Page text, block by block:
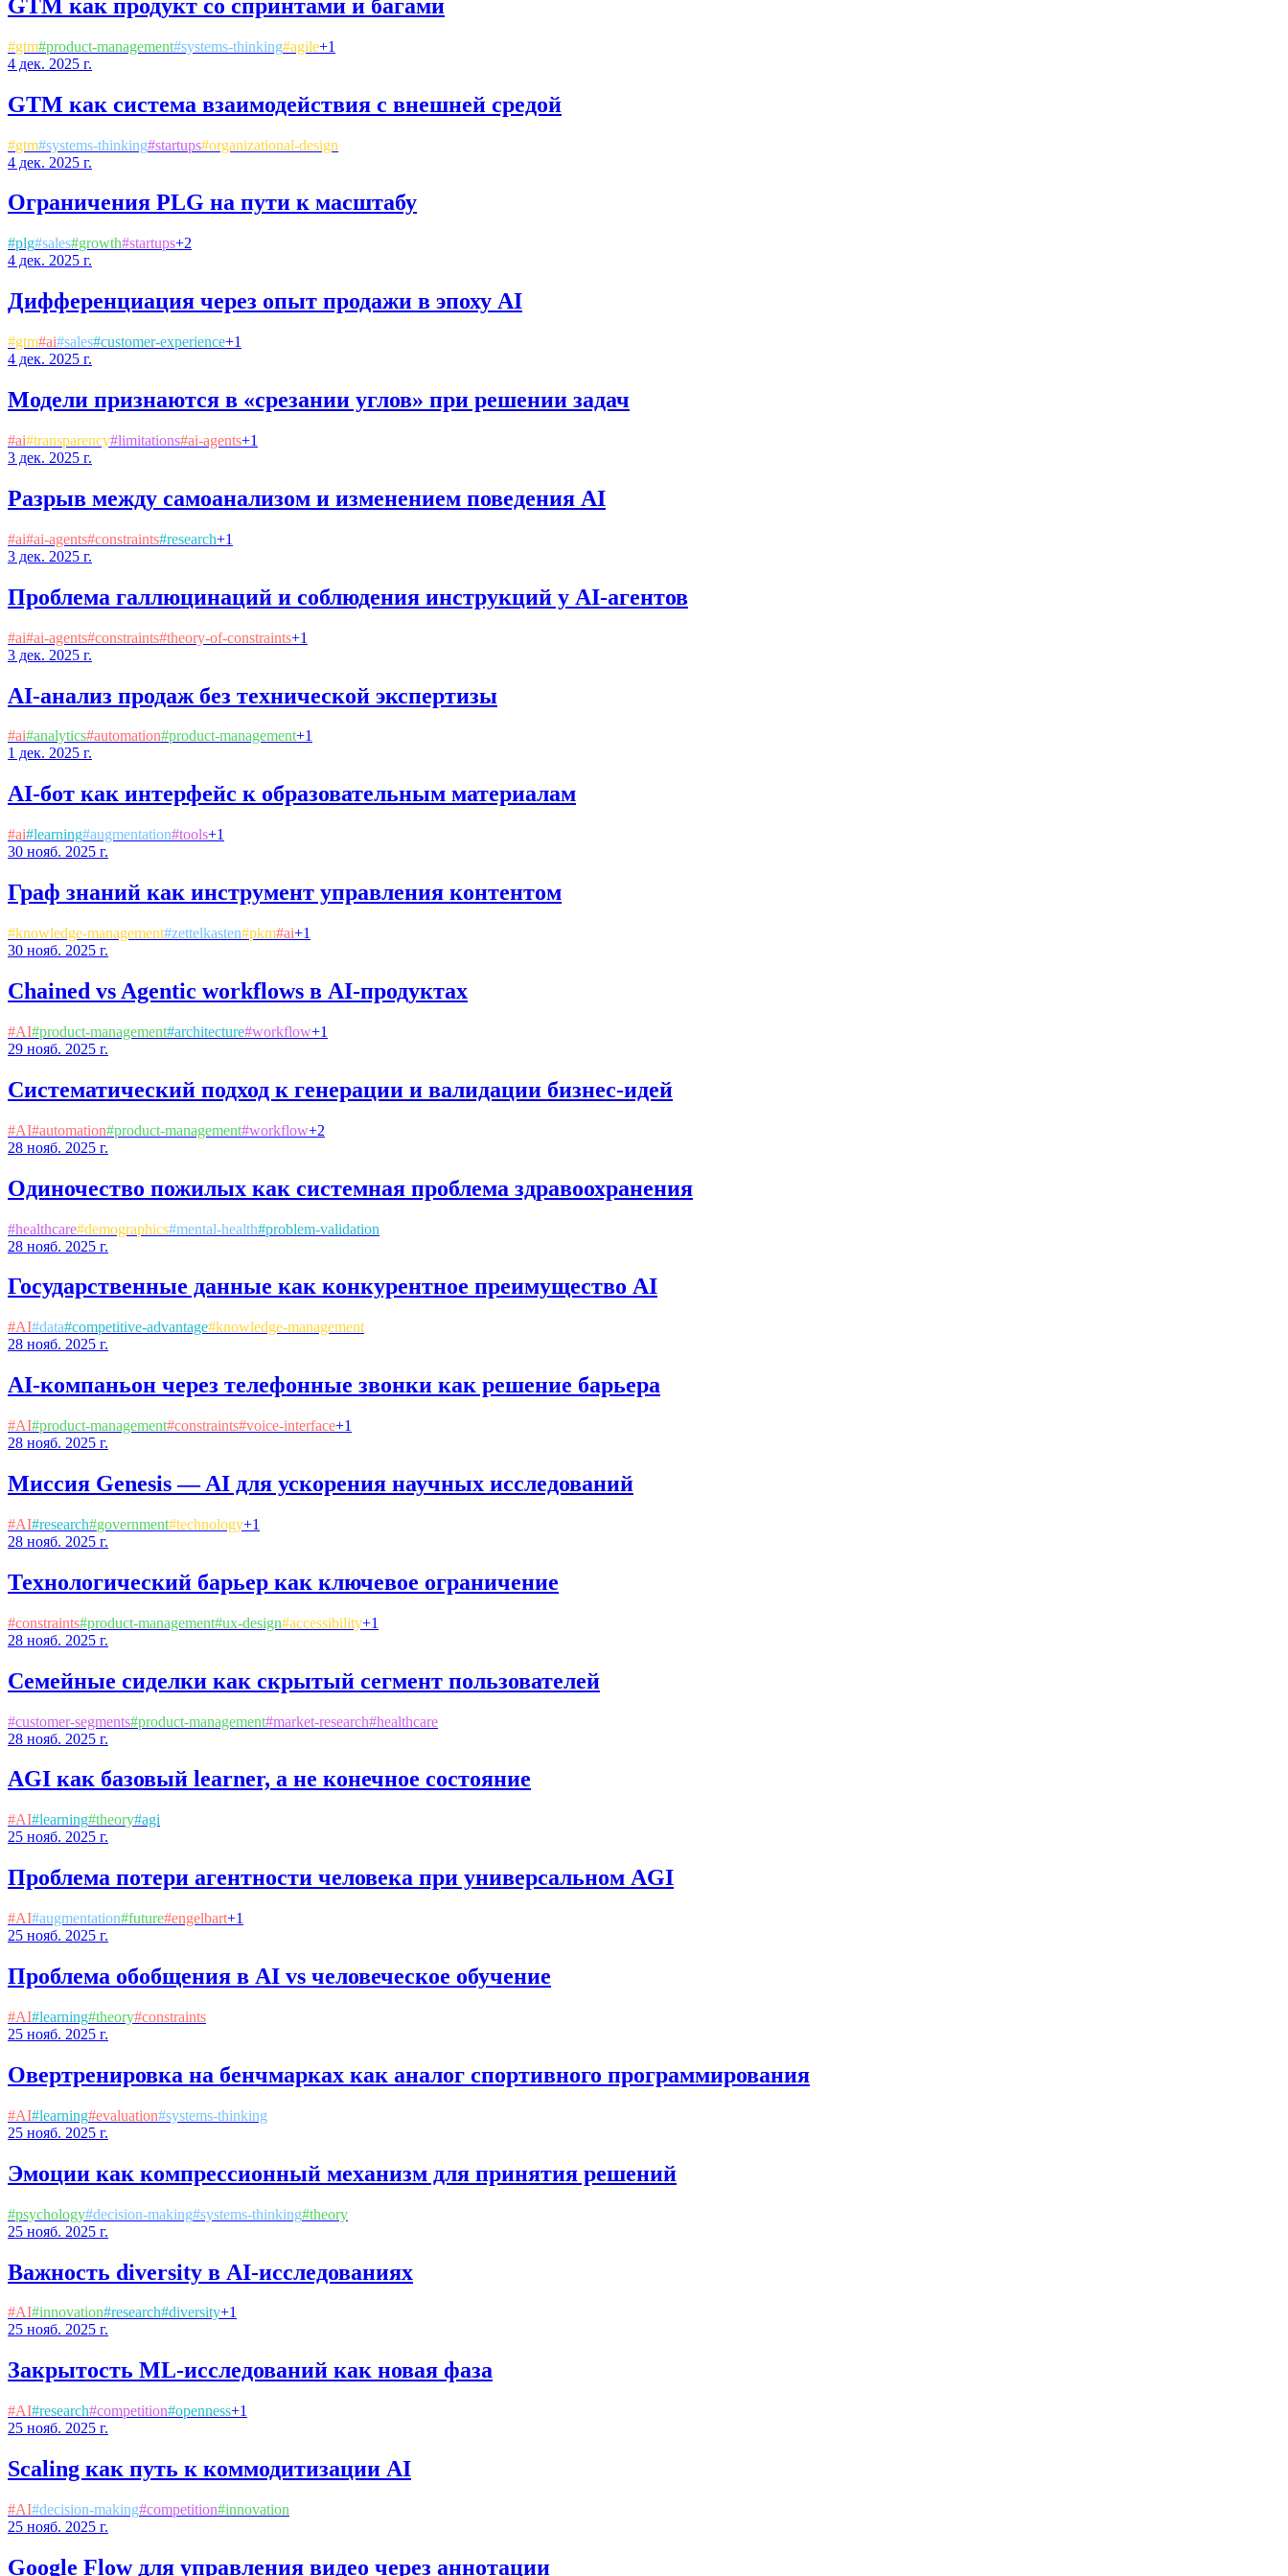
GTM как продукт со спринтами и багами
#gtm#product-management#systems-thinking#agile+1
4 дек. 2025 г.
GTM как система взаимодействия с внешней средой
#gtm#systems-thinking#startups#organizational-design
4 дек. 2025 г.
Ограничения PLG на пути к масштабу
#plg#sales#growth#startups+2
4 дек. 2025 г.
Дифференциация через опыт продажи в эпоху AI
#gtm#ai#sales#customer-experience+1
4 дек. 2025 г.
Модели признаются в «срезании углов» при решении задач
#ai#transparency#limitations#ai-agents+1
3 дек. 2025 г.
Разрыв между самоанализом и изменением поведения AI
#ai#ai-agents#constraints#research+1
3 дек. 2025 г.
Проблема галлюцинаций и соблюдения инструкций у AI-агентов
#ai#ai-agents#constraints#theory-of-constraints+1
3 дек. 2025 г.
AI-анализ продаж без технической экспертизы
#ai#analytics#automation#product-management+1
1 дек. 2025 г.
AI-бот как интерфейс к образовательным материалам
#ai#learning#augmentation#tools+1
30 нояб. 2025 г.
Граф знаний как инструмент управления контентом
#knowledge-management#zettelkasten#pkm#ai+1
30 нояб. 2025 г.
Chained vs Agentic workflows в AI-продуктах
#AI#product-management#architecture#workflow+1
29 нояб. 2025 г.
Систематический подход к генерации и валидации бизнес-идей
#AI#automation#product-management#workflow+2
28 нояб. 2025 г.
Одиночество пожилых как системная проблема здравоохранения
#healthcare#demographics#mental-health#problem-validation
28 нояб. 2025 г.
Государственные данные как конкурентное преимущество AI
#AI#data#competitive-advantage#knowledge-management
28 нояб. 2025 г.
AI-компаньон через телефонные звонки как решение барьера
#AI#product-management#constraints#voice-interface+1
28 нояб. 2025 г.
Миссия Genesis — AI для ускорения научных исследований
#AI#research#government#technology+1
28 нояб. 2025 г.
Технологический барьер как ключевое ограничение
#constraints#product-management#ux-design#accessibility+1
28 нояб. 2025 г.
Семейные сиделки как скрытый сегмент пользователей
#customer-segments#product-management#market-research#healthcare
28 нояб. 2025 г.
AGI как базовый learner, а не конечное состояние
#AI#learning#theory#agi
25 нояб. 2025 г.
Проблема потери агентности человека при универсальном AGI
#AI#augmentation#future#engelbart+1
25 нояб. 2025 г.
Проблема обобщения в AI vs человеческое обучение
#AI#learning#theory#constraints
25 нояб. 2025 г.
Овертренировка на бенчмарках как аналог спортивного программирования
#AI#learning#evaluation#systems-thinking
25 нояб. 2025 г.
Эмоции как компрессионный механизм для принятия решений
#psychology#decision-making#systems-thinking#theory
25 нояб. 2025 г.
Важность diversity в AI-исследованиях
#AI#innovation#research#diversity+1
25 нояб. 2025 г.
Закрытость ML-исследований как новая фаза
#AI#research#competition#openness+1
25 нояб. 2025 г.
Scaling как путь к коммодитизации AI
#AI#decision-making#competition#innovation
25 нояб. 2025 г.
Google Flow для управления видео через аннотации